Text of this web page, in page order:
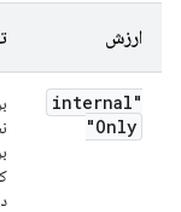
ارزش
"internal
Only"